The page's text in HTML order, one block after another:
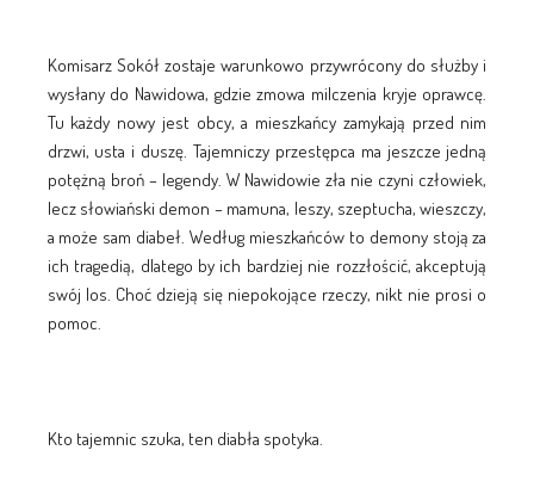
Komisarz Sokół zostaje warunkowo przywrócony do służby i
wysłany do Nawidowa, gdzie zmowa milczenia kryje oprawcę.
Tu każdy nowy jest obcy, a mieszkańcy zamykają przed nim
drzwi, usta i duszę. Tajemniczy przestępca ma jeszcze jedną
potężną broń – legendy. W Nawidowie zła nie czyni człowiek,
lecz słowiański demon – mamuna, leszy, szeptucha, wieszczy,
a może sam diabeł. Według mieszkańców to demony stoją za
ich tragedią, dlatego by ich bardziej nie rozzłościć, akceptują
swój los. Choć dzieją się niepokojące rzeczy, nikt nie prosi o
pomoc.
Kto tajemnic szuka, ten diabła spotyka.